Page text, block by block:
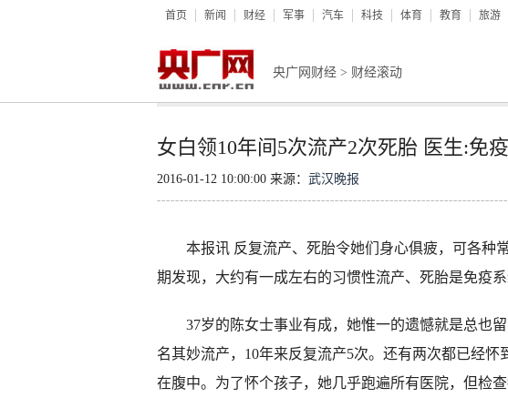
首页 新闻 财经 军事 汽车 科技 体育 教育 旅游
央广网财经 > 财经滚动
女白领10年间5次流产2次死胎 医生:免
2016-01-12 10:00:00 来源： 武汉晚报
本报讯 反复流产、死胎令她们身心俱疲，可各种
期发现，大约有一成左右的习惯性流产、死胎是免疫系
37岁的陈女士事业有成，她惟一的遗憾就是总也留
名其妙流产，10年来反复流产5次。还有两次都已经
在腹中。为了怀个孩子，她几乎跑遍所有医院，但检查